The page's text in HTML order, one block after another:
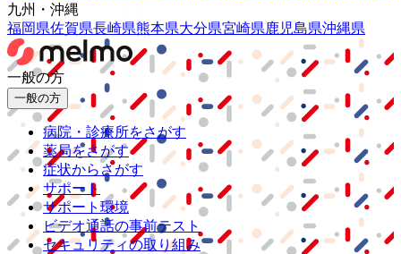
九州・沖縄
福岡県佐賀県長崎県熊本県大分県宮崎県鹿児島県沖縄県
一般の方
一般の方
病院・診療所をさがす
薬局をさがす
症状からさがす
サポート
サポート環境
ビデオ通話の事前テスト
セキュリティの取り組み